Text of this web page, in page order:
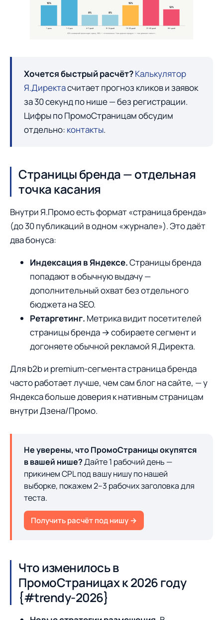
15%
1 день 1–3 дня
8%
4–7 дней
8%
8–14 дней
15%
15–30 дней 31–60 дней
12%
60+ дней
42% конверсий происходят сразу, 58% — отложенные. Чем дороже продукт — тем длиннее «хвост».
Хочется быстрый расчёт?Калькулятор
Я.Директасчитает прогноз кликов и заявок
за 30 секунд по нише — без регистрации.
Цифры по ПромоСтраницам обсудим
отдельно: контакты.
Страницы бренда — отдельная
точка касания
Внутри Я.Промо есть формат «страница бренда»
(до 30 публикаций в одном «журнале»). Это даёт
два бонуса:
Индексация в Яндексе.Страницы бренда
попадают в обычную выдачу —
дополнительный охват без отдельного
бюджета на SEO.
Ретаргетинг. Метрика видит посетителей
страницы бренда → собираете сегмент и
догоняете обычной рекламой Я.Директа.
Для b2b и premium-сегмента страница бренда
часто работает лучше, чем сам блог на сайте, — у
Яндекса больше доверия к нативным страницам
внутри Дзена/Промо.
Не уверены, что ПромоСтраницы окупятся
в вашей нише?Дайте 1 рабочий день —
прикинем CPL под вашу нишу по нашей
выборке, покажем 2–3 рабочих заголовка для
теста.
Получить расчёт под нишу →
Что изменилось в
ПромоСтраницах к 2026 году
{#trendy-2026}